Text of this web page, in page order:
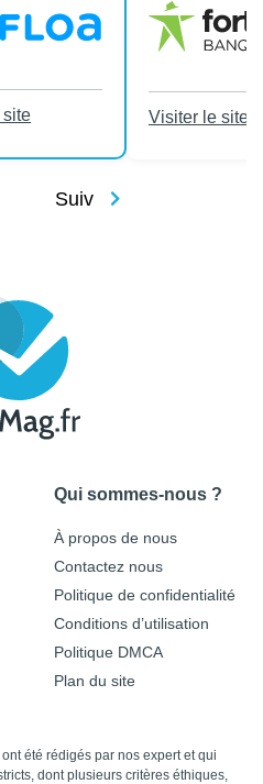
Visiter le site
Suiv
Qui sommes-nous ?
À propos de nous
Contactez nous
Politique de confidentialité
Conditions d’utilisation
Politique DMCA
Plan du site
été rédigés par nos expert et qui
dont plusieurs critères éthiques,